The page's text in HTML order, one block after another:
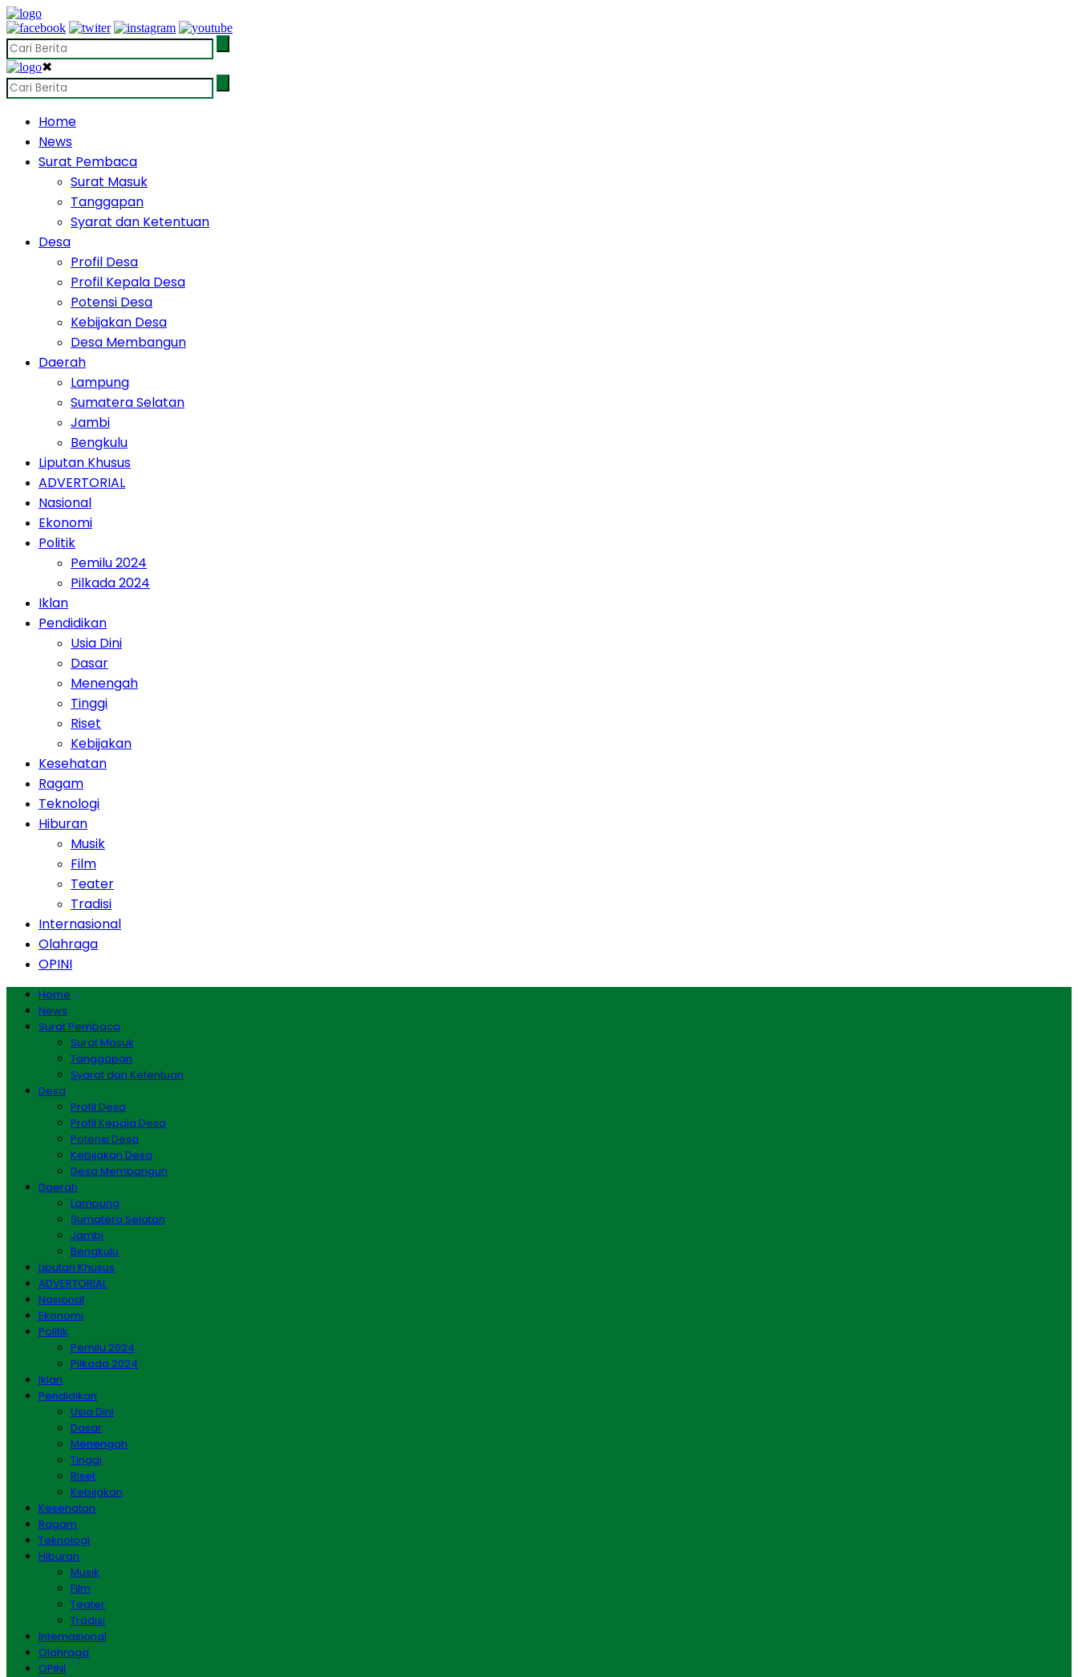
✖
Home
News
Surat Pembaca
Surat Masuk
Tanggapan
Syarat dan Ketentuan
Desa
Profil Desa
Profil Kepala Desa
Potensi Desa
Kebijakan Desa
Desa Membangun
Daerah
Lampung
Sumatera Selatan
Jambi
Bengkulu
Liputan Khusus
ADVERTORIAL
Nasional
Ekonomi
Politik
Pemilu 2024
Pilkada 2024
Iklan
Pendidikan
Usia Dini
Dasar
Menengah
Tinggi
Riset
Kebijakan
Kesehatan
Ragam
Teknologi
Hiburan
Musik
Film
Teater
Tradisi
Internasional
Olahraga
OPINI
Home
News
Surat Pembaca
Surat Masuk
Tanggapan
Syarat dan Ketentuan
Desa
Profil Desa
Profil Kepala Desa
Potensi Desa
Kebijakan Desa
Desa Membangun
Daerah
Lampung
Sumatera Selatan
Jambi
Bengkulu
Liputan Khusus
ADVERTORIAL
Nasional
Ekonomi
Politik
Pemilu 2024
Pilkada 2024
Iklan
Pendidikan
Usia Dini
Dasar
Menengah
Tinggi
Riset
Kebijakan
Kesehatan
Ragam
Teknologi
Hiburan
Musik
Film
Teater
Tradisi
Internasional
Olahraga
OPINI